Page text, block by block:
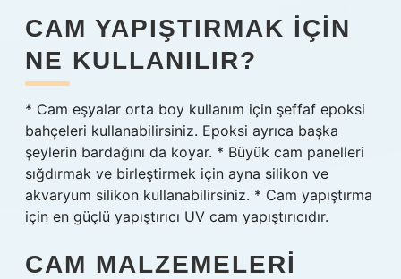
CAM YAPIŞTIRMAK IÇIN
NE KULLANILIR?
* Cam eşyalar orta boy kullanım için şeffaf epoksi
bahçeleri kullanabilirsiniz. Epoksi ayrıca başka
şeylerin bardağını da koyar. * Büyük cam panelleri
sığdırmak ve birleştirmek için ayna silikon ve
akvaryum silikon kullanabilirsiniz. * Cam yapıştırma
için en güçlü yapıştırıcı UV cam yapıştırıcıdır.
CAM MALZEMELERI